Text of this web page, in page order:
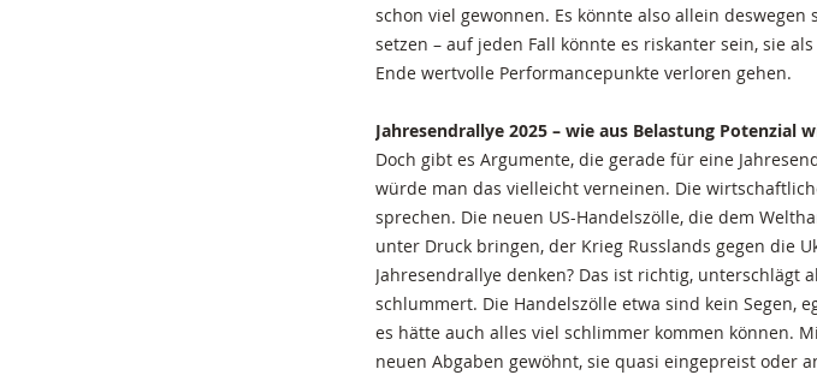
schon viel gewonnen. Es könnte also allein
setzen – auf jeden Fall könnte es riskanter sein, sie
Ende wertvolle Performancepunkte verloren gehen.
Jahresendrallye 2025 – wie aus Belastung Potenzial
Doch gibt es Argumente, die gerade für eine
würde man das vielleicht verneinen. Die
sprechen. Die neuen US-Handelszölle, die dem
unter Druck bringen, der Krieg Russlands gegen die
Jahresendrallye denken? Das ist richtig, unterschlägt
schlummert. Die Handelszölle etwa sind kein Segen,
es hätte auch alles viel schlimmer kommen können.
neuen Abgaben gewöhnt, sie quasi eingepreist oder